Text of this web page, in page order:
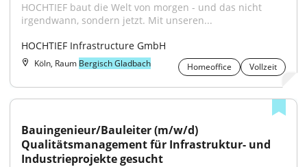
HOCHTIEF baut die Welt von morgen - und das nicht
irgendwann, sondern jetzt. Mit unseren...
HOCHTIEF Infrastructure GmbH
Köln, Raum Bergisch Gladbach Homeoffice Vollzeit
Bauingenieur/Bauleiter (m/w/d)
Qualitätsmanagement für Infrastruktur- und
Industrieprojekte gesucht